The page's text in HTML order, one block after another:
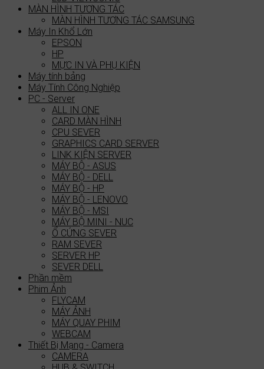
MÀN HÌNH TƯƠNG TÁC
MÀN HÌNH TƯƠNG TÁC SAMSUNG
Máy In Khổ Lớn
EPSON
HP
MỰC IN VÀ PHỤ KIỆN
Máy tính bảng
Máy Tính Công Nghiệp
PC - Server
ALL IN ONE
CARD MÀN HÌNH
CPU SEVER
GRAPHICS CARD SERVER
LINK KIỆN SERVER
MÁY BỘ - ASUS
MÁY BỘ - DELL
MÁY BỘ - HP
MÁY BỘ - LENOVO
MÁY BỘ - MSI
MÁY BỘ MINI - NUC
Ổ CỨNG SEVER
RAM SEVER
SERVER HP
SEVER DELL
Phần mềm
Phim Ảnh
FLYCAM
MÁY ẢNH
MÁY QUAY PHIM
WEBCAM
Thiết Bị Mạng - Camera
CAMERA